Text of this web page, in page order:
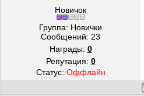
Новичок
Группа: Новички
Сообщений: 23
Награды: 0
Репутация: 0
Статус: Оффлайн